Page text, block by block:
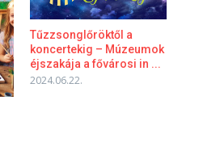
Tűzzsonglőröktől a
koncertekig – Múzeumok
éjszakája a fővárosi in ...
2024.06.22.